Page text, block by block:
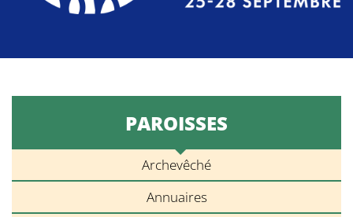
PAROISSES
Archevêché
Annuaires